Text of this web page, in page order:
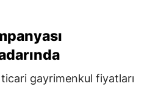
gayrimenkul fiyatları